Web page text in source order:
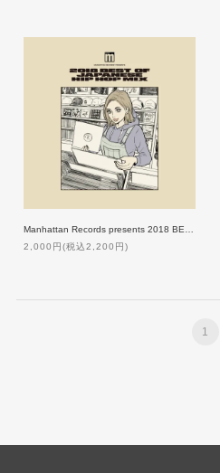
2,000円(税込2,200円)
1